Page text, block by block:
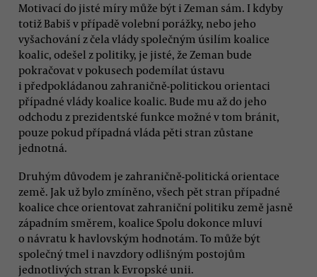
Motivací do jisté míry může být i Zeman sám. I kdyby
totiž Babiš v případě volební porážky, nebo jeho
vyšachování z čela vlády společným úsilím koalice
koalic, odešel z politiky, je jisté, že Zeman bude
pokračovat v pokusech podemílat ústavu
i předpokládanou zahraničně-politickou orientaci
případné vlády koalice koalic. Bude mu až do jeho
odchodu z prezidentské funkce možné v tom bránit,
pouze pokud případná vláda pěti stran zůstane
jednotná.
Druhým důvodem je zahraničně-politická orientace
země. Jak už bylo zmíněno, všech pět stran případné
koalice chce orientovat zahraniční politiku země jasně
západním směrem, koalice Spolu dokonce mluví
o návratu k havlovským hodnotám. To může být
společný tmel i navzdory odlišným postojům
jednotlivých stran k Evropské unii.